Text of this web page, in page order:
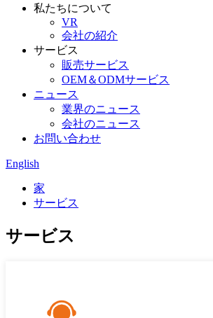
私たちについて
VR
会社の紹介
サービス
販売サービス
OEM＆ODMサービス
ニュース
業界のニュース
会社のニュース
お問い合わせ
English
家
サービス
サービス